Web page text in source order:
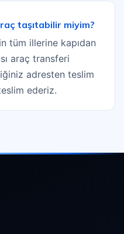
taşıtabilir miyim?
tüm illerine kapıdan
araç transferi
adresten teslim
ederiz.